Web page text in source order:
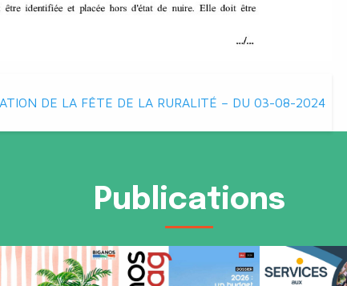
DE LA FÊTE DE LA RURALITÉ – DU 03-08-2024
Publications